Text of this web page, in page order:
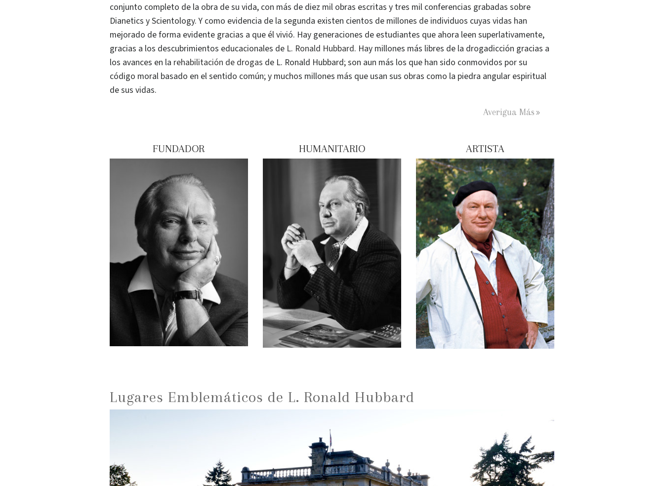
conjunto completo de la obra de su vida, con más de diez mil obras escritas y tres mil conferencias grabadas sobre
Dianetics y Scientology. Y como evidencia de la segunda existen cientos de millones de individuos cuyas vidas han
mejorado de forma evidente gracias a que él vivió. Hay generaciones de estudiantes que ahora leen superlativamente,
gracias a los descubrimientos educacionales de L. Ronald Hubbard. Hay millones más libres de la drogadicción gracias a
los avances en la rehabilitación de drogas de L. Ronald Hubbard; son aun más los que han sido conmovidos por su
código moral basado en el sentido común; y muchos millones más que usan sus obras como la piedra angular espiritual
de sus vidas.
Averigua Más
FUNDADOR HUMANITARIO ARTISTA
Lugares Emblemáticos de L. Ronald Hubbard